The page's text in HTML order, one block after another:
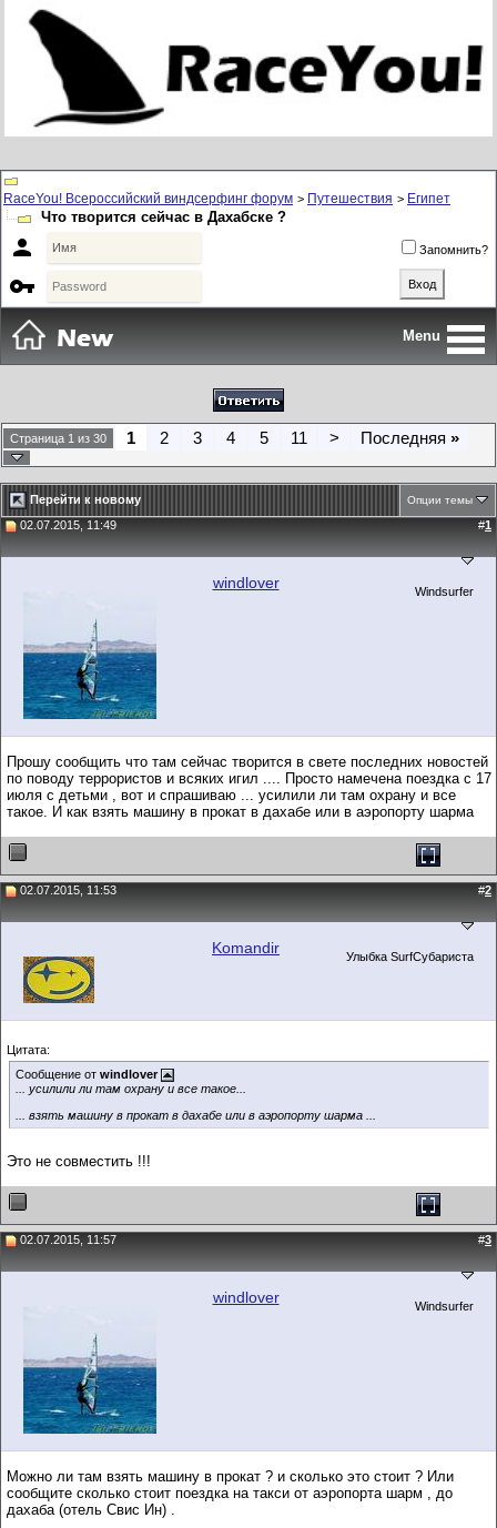
RaceYou! Всероссийский виндсерфинг форум > Путешествия > Египет
Что творится сейчас в Дахабске ?
 Запомнить?

Menu
Страница 1 из 30 1 2 3 4 5 11 > Последняя »
Перейти к новому Опции темы
02.07.2015, 11:49 #1
windlover Windsurfer
Прошу сообщить что там сейчас творится в свете последних новостей
по поводу террористов и всяких игил .... Просто намечена поездка с 17
июля с детьми , вот и спрашиваю ... усилили ли там охрану и все
такое. И как взять машину в прокат в дахабе или в аэропорту шарма
02.07.2015, 11:53 #2
Komandir Улыбка SurfСубариста
Цитата:
Сообщение от windlover
... усилили ли там охрану и все такое...
... взять машину в прокат в дахабе или в аэропорту шарма ...
Это не совместить !!!
02.07.2015, 11:57 #3
windlover Windsurfer
Можно ли там взять машину в прокат ? и сколько это стоит ? Или
сообщите сколько стоит поездка на такси от аэропорта шарм , до
дахаба (отель Свис Ин) .